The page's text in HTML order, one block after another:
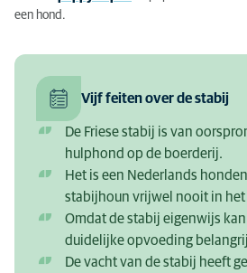
een hond.
Vijf feiten over de stabij
De Friese stabij is van
hulphond op de boerderij.
Het is een Nederlands
stabijhoun vrijwel nooit in
Omdat de stabij eigenwijs
duidelijke opvoeding
De vacht van de stabij heeft